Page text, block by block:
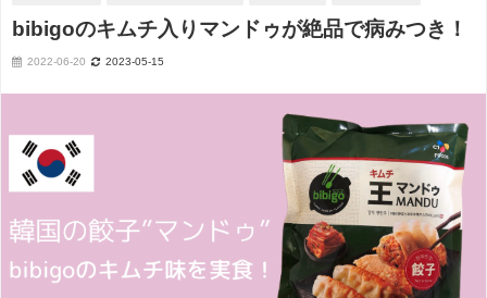
bibigoのキムチ入りマンドゥが絶品で病みつき！
2022-06-20 2023-05-15